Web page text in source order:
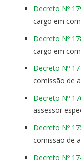
Decreto Nº
cargo em
Decreto Nº
cargo em
Decreto Nº
comissão de
Decreto Nº
assessor
Decreto Nº
comissão de
Decreto Nº